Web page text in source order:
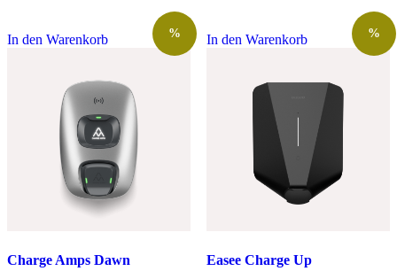
In den Warenkorb %
Charge Amps Dawn
In den Warenkorb %
Easee Charge Up